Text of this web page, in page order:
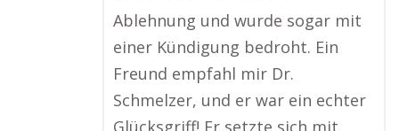
Ablehnung und wurde sogar mit
einer Kündigung bedroht. Ein
Freund empfahl mir Dr.
Schmelzer, und er war ein echter
Glücksgriff! Er setzte sich mit